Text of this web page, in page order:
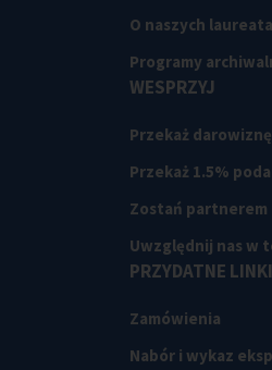
O naszych
Programy
WESPRZYJ
Przekaż darowiznę
Przekaż 1.5%
Zostań partnerem
Uwzględnij nas w
PRZYDATNE LINKI
Zamówienia
Nabór i wykaz